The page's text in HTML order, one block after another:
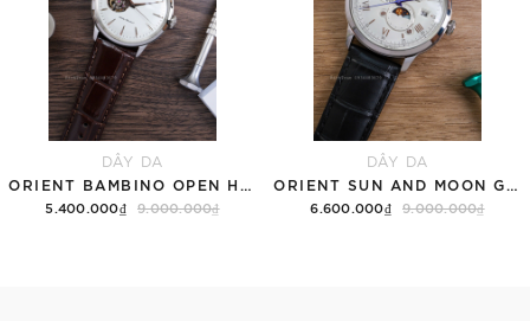
DÂY DA
5.400.000₫ 9.000.000₫
DÂY DA
6.600.000₫ 9.000.000₫